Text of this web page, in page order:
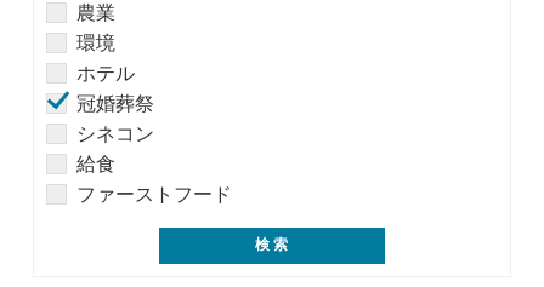
農業
環境
ホテル
冠婚葬祭
シネコン
給食
ファーストフード